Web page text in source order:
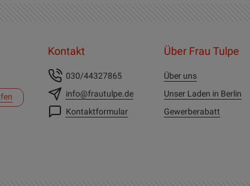
Kontakt
030/44327865
info@frautulpe.de
Kontaktformular
Über Frau Tulpe
Über uns
Unser Laden in Berlin
Gewerberabatt